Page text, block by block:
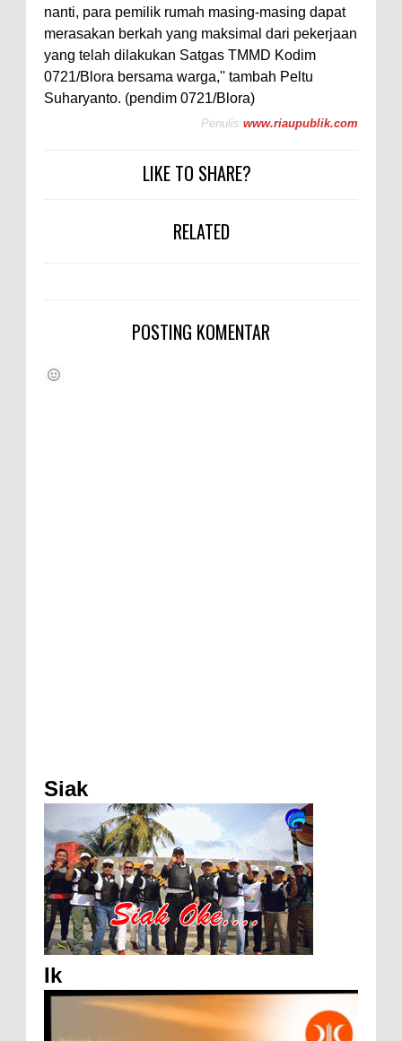
nanti, para pemilik rumah masing-masing dapat
merasakan berkah yang maksimal dari pekerjaan
yang telah dilakukan Satgas TMMD Kodim
0721/Blora bersama warga,'' tambah Peltu
Suharyanto. (pendim 0721/Blora)
Penulis www.riaupublik.com
LIKE TO SHARE?
RELATED
POSTING KOMENTAR
Siak
Ik